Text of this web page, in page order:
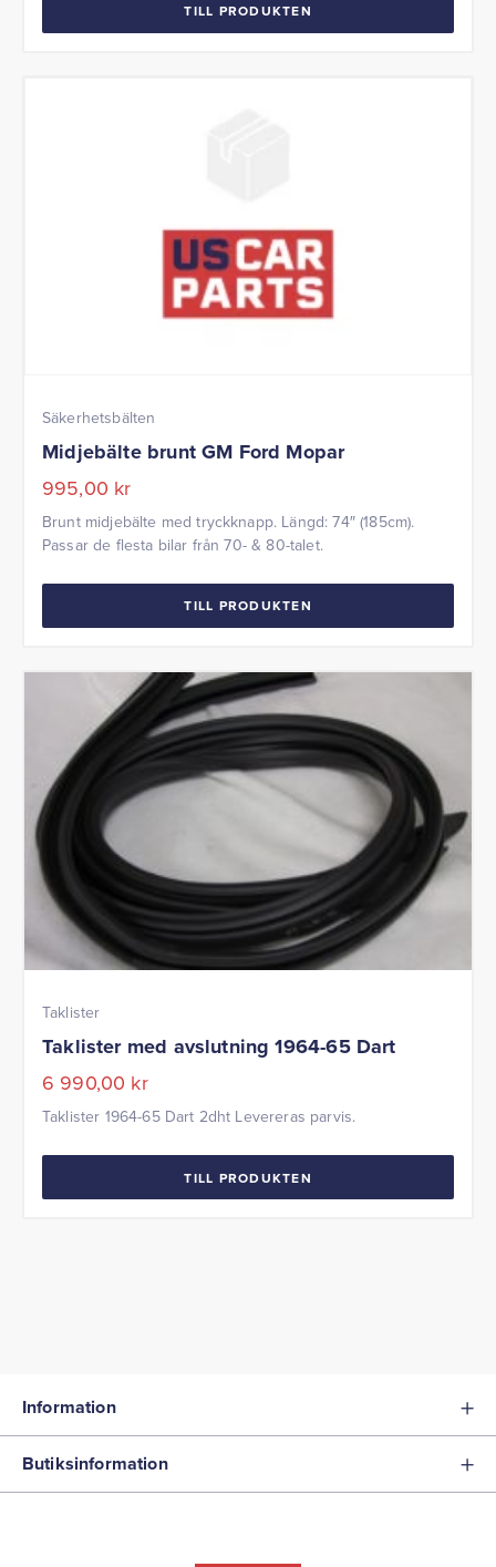
TILL PRODUKTEN
Säkerhetsbälten
Midjebälte brunt GM Ford Mopar
995,00 kr
Brunt midjebälte med tryckknapp. Längd: 74″ (185cm).
Passar de flesta bilar från 70- & 80-talet.
TILL PRODUKTEN
Taklister
Taklister med avslutning 1964-65 Dart
6 990,00 kr
Taklister 1964-65 Dart 2dht Levereras parvis.
TILL PRODUKTEN
Information
Butiksinformation